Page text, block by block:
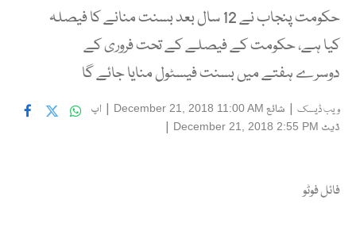
حکومت پنجاب نے 12 سال بعد بسنت منانے کا فیصلہ
کیا ہے، حکومت کے فیصلے کے تحت فروری کے
دوسرے ہفتے میں بسنت فیسٹول منایا جائے گا
ویب ڈیسک | شائع December 21, 2018 11:00 AM
| اپ
ڈیٹ December 21, 2018 2:55 PM
|
فائل فوٹو